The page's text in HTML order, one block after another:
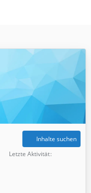
Inhalte suchen
Letzte Aktivität